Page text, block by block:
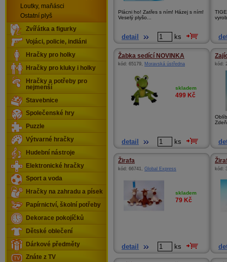
Plácni ho! Zatřes s ním! Házej s ním!
Veselý plyšo...
detail ks
Žabka sedící NOVINKA
kód: 65179, Moravská ústředna
skladem
499 Kč
detail ks
kód:
Žirafa
kód: 66741, Global Express
skladem
79 Kč
detail ks
kód:
Loutky, maňásci
Ostatní plyš
Zvířátka a figurky
Vojáci, policie, indiáni
Hračky pro holky
Hračky pro kluky i holky
Hračky a potřeby pro
nejmenší
Stavebnice
Společenské hry
Puzzle
Výtvarné hračky
Hudební nástroje
Elektronické hračky
Sport a voda
Hračky na zahradu a písek
Papírnictví, školní potřeby
Dekorace pokojíčků
Dětské oblečení
Dárkové předměty
Znáte z TV